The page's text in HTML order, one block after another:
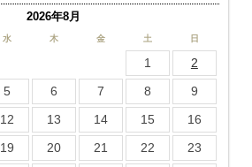
2026年8月
水 木 金 土 日
1
2
5 6 7 8
9
12 13 14 15
16
19 20 21 22
23